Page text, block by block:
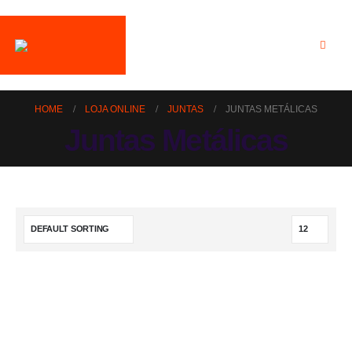
HOME LOJA ONLINE JUNTAS JUNTAS METÁLICAS
Juntas Metálicas